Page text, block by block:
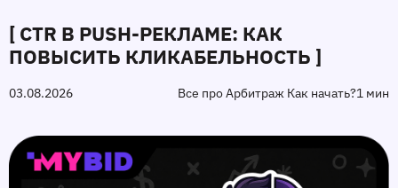
[ CTR В PUSH-РЕКЛАМЕ: КАК
ПОВЫСИТЬ КЛИКАБЕЛЬНОСТЬ ]
03.08.2026 Все про Арбитраж Как начать?1 мин